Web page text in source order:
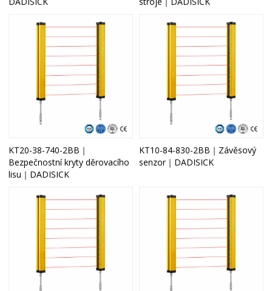
KT20-38-740-2BB｜
Bezpečnostní kryty děrovacího
lisu｜DADISICK
KT10-84-830-2BB｜Závěsový
senzor｜DADISICK